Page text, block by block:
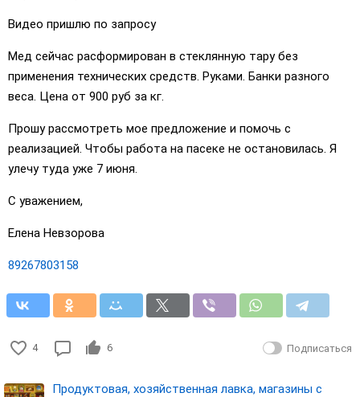
Видео пришлю по запросу
Мед сейчас расформирован в стеклянную тару без
применения технических средств. Руками. Банки разного
веса. Цена от 900 руб за кг.
Прошу рассмотреть мое предложение и помочь с
реализацией. Чтобы работа на пасеке не остановилась. Я
улечу туда уже 7 июня.
С уважением,
Елена Невзорова
89267803158
4 6 Подписаться
Продуктовая, хозяйственная лавка, магазины с